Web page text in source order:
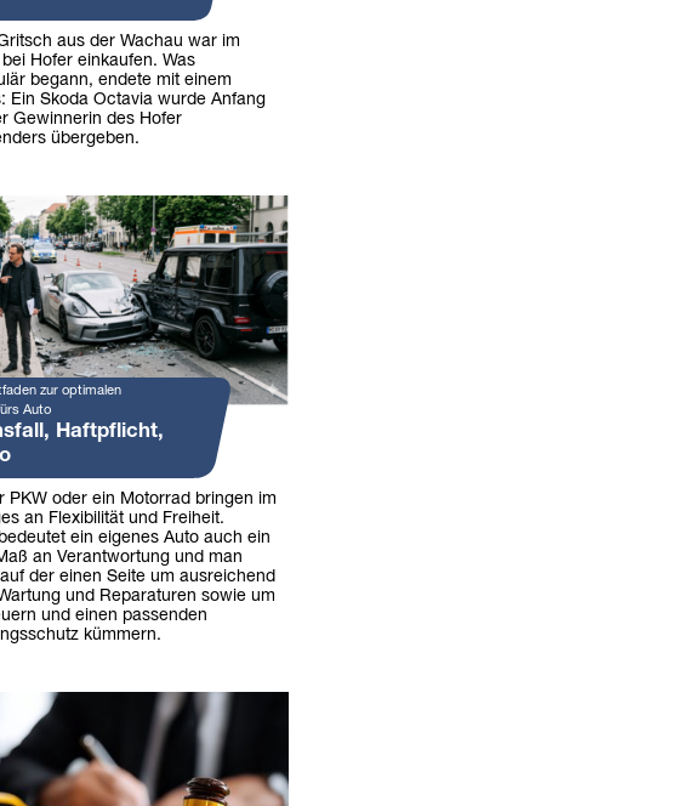
aus der Wachau war im
Hofer einkaufen. Was
begann, endete mit einem
Ein Skoda Octavia wurde Anfang
Gewinnerin des Hofer
übergeben.
zur optimalen
Auto
Haftpflicht,
PKW oder ein Motorrad bringen im
an Flexibilität und Freiheit.
ein eigenes Auto auch ein
an Verantwortung und man
der einen Seite um ausreichend
und Reparaturen sowie um
und einen passenden
kümmern.